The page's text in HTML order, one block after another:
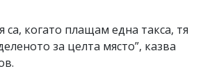
са, когато плащам една такса, тя
за целта място”, казва